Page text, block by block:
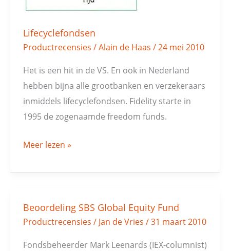
Lifecyclefondsen
Productrecensies /Alain de Haas / 24 mei 2010
Het is een hit in de VS. En ook in Nederland
hebben bijna alle grootbanken en verzekeraars
inmiddels lifecyclefondsen. Fidelity starte in
1995 de zogenaamde freedom funds.
Meer lezen »
Beoordeling SBS Global Equity Fund
Productrecensies / Jan de Vries /31 maart 2010
Fondsbeheerder Mark Leenards (IEX-columnist)
Beoordeling
SBS
Global